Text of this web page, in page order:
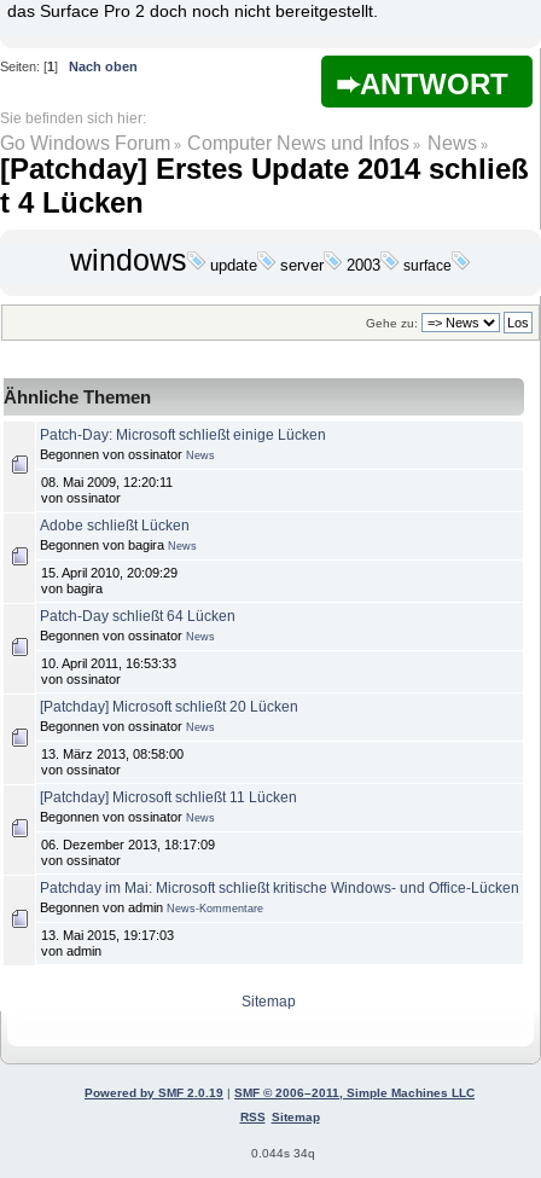
das Surface Pro 2 doch noch nicht bereitgestellt.
ANTWORT
Seiten: [1] Nach oben
Go Windows Forum » Computer News und Infos » News»
[Patchday] Erstes Update 2014 schließ
t 4 Lücken
windows update server 2003 surface
Gehe zu:
Ähnliche Themen
Patch-Day: Microsoft schließt einige Lücken
Begonnen von ossinator News
08. Mai 2009, 12:20:11
von ossinator
Adobe schließt Lücken
Begonnen von bagira News
15. April 2010, 20:09:29
von bagira
Patch-Day schließt 64 Lücken
Begonnen von ossinator News
10. April 2011, 16:53:33
von ossinator
[Patchday] Microsoft schließt 20 Lücken
Begonnen von ossinator News
13. März 2013, 08:58:00
von ossinator
[Patchday] Microsoft schließt 11 Lücken
Begonnen von ossinator News
06. Dezember 2013, 18:17:09
von ossinator
Patchday im Mai: Microsoft schließt kritische Windows- und Office-Lücken
Begonnen von admin News-Kommentare
13. Mai 2015, 19:17:03
von admin
Sitemap
Powered by SMF 2.0.19 | SMF © 2006–2011, Simple Machines LLC
RSS Sitemap
0.044s 34q